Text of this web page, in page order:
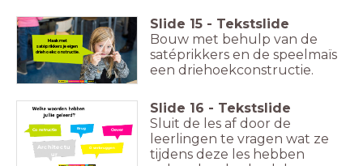
Maak met
satéprikkers je eigen
driehoekconstructie.
Slide 15 - Tekstslide
Bouw met behulp van de
satéprikkers en de speelmaïs
een driehoekconstructie.
Architectu
ur
Constructie Brug Oever
Overbruggen
Slide 16 - Tekstslide
Sluit de les af door de
leerlingen te vragen wat ze
tijdens deze les hebben